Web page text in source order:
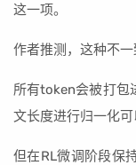
这一项。
作者推测，这种不一
所有token会被打包
文长度进行归一化可
但在RL微调阶段保